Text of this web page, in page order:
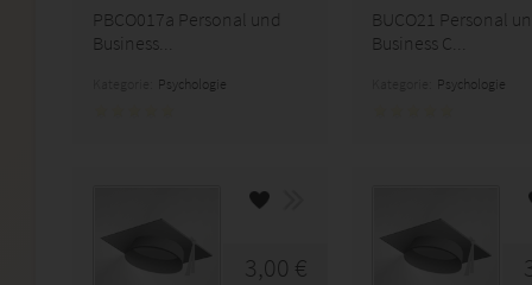
PBCO017a Personal und
Business...
Psychologie
BUCO21 Personal
Business C...
Psychologie
3,00 €